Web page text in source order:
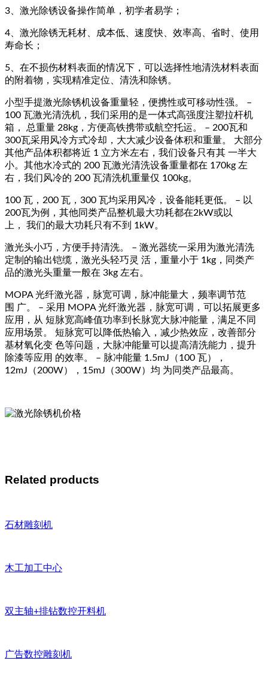
3、激光除锈设备操作简单，初学者易学；
4、激光除锈无耗材、成本低、速度快、效率高、省时、使用
寿命长；
5、在不损伤材料表面的情况下，可以选择性地清洗材料表面
的附着物，实现精准定位、清洗和除锈。
小型手提激光除锈机设备重量轻，便携性或可移动性强。 –
100 瓦激光清洗机，我们采用的是一体式高强度注塑拉杆机
箱， 总重量 28kg，方便高铁携带或航空托运。 – 200瓦和
300瓦采用风冷方式冷却，大大减少设备体积和重量。 大部分
其他产品体积都将近 1 立方米左右，我们设备只有其 一半大
小。其他水冷式的 200 瓦激光清洗设备重量都在 170kg 左
右，我们风冷的 200 瓦清洗机重量仅 100kg。
100 瓦，200 瓦，300 瓦均采用风冷，设备能耗更低。 – 以
200瓦为例，其他同类产品整机最大功耗都在2kW或以
上， 我们的最大功耗只有不到 1kW。
激光头小巧，方便手持清洗。 – 激光器统一采用为激光清洗
定制的输出铠缆，激光头轻巧灵 活，重量小于 1kg，同类产
品的激光头重量一般在 3kg 左右。
MOPA 光纤激光器，脉宽可调，脉冲能量大，频率调节范
围 广。 – 采用 MOPA 光纤激光器，脉宽可调，可以拓展更多
应用，从 短脉宽高峰值功率到长脉宽大脉冲能量，满足不同
应用场景。 短脉宽可以降低热输入，减少热效应，改善部分
基材氧化变 色等问题，大脉冲能量可以提高清洗能力，提升
除漆等应用 的效率。 – 脉冲能量 1.5mJ（100 瓦），
12mJ（200W），15mJ（300W）均 为同类产品最高。
Related products
石材雕刻机
木工加工中心
双主轴+排钻数控开料机
广告数控雕刻机